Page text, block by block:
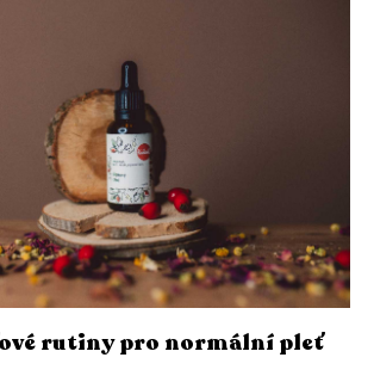
rutiny pro normální pleť